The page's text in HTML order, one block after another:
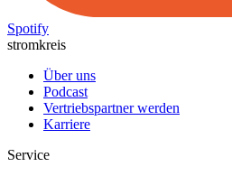
Spotify
stromkreis
Über uns
Podcast
Vertriebspartner werden
Karriere
Service